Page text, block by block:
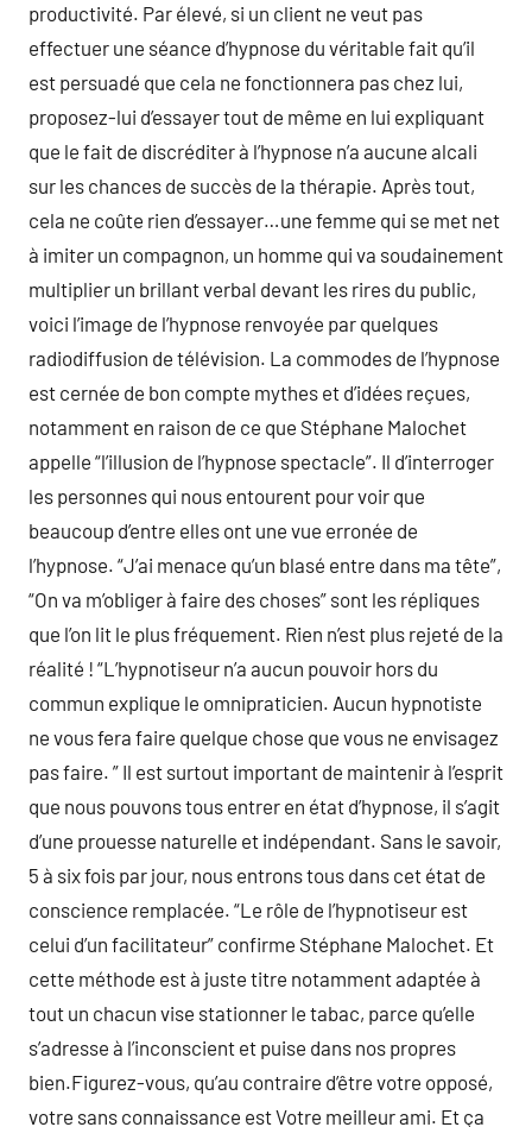
productivité. Par élevé, si un client ne veut pas
effectuer une séance d’hypnose du véritable fait qu’il
est persuadé que cela ne fonctionnera pas chez lui,
proposez-lui d’essayer tout de même en lui expliquant
que le fait de discréditer à l’hypnose n’a aucune alcali
sur les chances de succès de la thérapie. Après tout,
cela ne coûte rien d’essayer…une femme qui se met net
à imiter un compagnon, un homme qui va soudainement
multiplier un brillant verbal devant les rires du public,
voici l’image de l’hypnose renvoyée par quelques
radiodiffusion de télévision. La commodes de l’hypnose
est cernée de bon compte mythes et d’idées reçues,
notamment en raison de ce que Stéphane Malochet
appelle “l’illusion de l’hypnose spectacle”. Il d’interroger
les personnes qui nous entourent pour voir que
beaucoup d’entre elles ont une vue erronée de
l’hypnose. “J’ai menace qu’un blasé entre dans ma tête”,
“On va m’obliger à faire des choses” sont les répliques
que l’on lit le plus fréquement. Rien n’est plus rejeté de la
réalité ! “L’hypnotiseur n’a aucun pouvoir hors du
commun explique le omnipraticien. Aucun hypnotiste
ne vous fera faire quelque chose que vous ne envisagez
pas faire. ” Il est surtout important de maintenir à l’esprit
que nous pouvons tous entrer en état d’hypnose, il s’agit
d’une prouesse naturelle et indépendant. Sans le savoir,
5 à six fois par jour, nous entrons tous dans cet état de
conscience remplacée. “Le rôle de l’hypnotiseur est
celui d’un facilitateur” confirme Stéphane Malochet. Et
cette méthode est à juste titre notamment adaptée à
tout un chacun vise stationner le tabac, parce qu’elle
s’adresse à l’inconscient et puise dans nos propres
bien.Figurez-vous, qu’au contraire d’être votre opposé,
votre sans connaissance est Votre meilleur ami. Et ça